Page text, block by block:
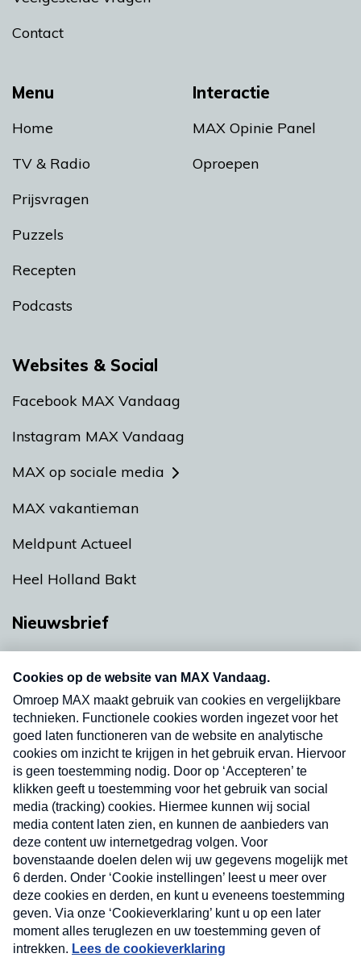
Menu
Home
TV & Radio
Prijsvragen
Puzzels
Recepten
Podcasts
Interactie
MAX Opinie Panel
Oproepen
Contact
Websites & Social
Facebook MAX Vandaag
Instagram MAX Vandaag
MAX op sociale media
MAX vakantieman
Meldpunt Actueel
Heel Holland Bakt
Nieuwsbrief
nieuwsbrief. Elke vrijdag- en dinsdagochtend in
uw mailbox.
Verzend
Nieuwsbrief
Neem hier een gratis abonnement op onze
nieuwsbrief. Elke vrijdag- en dinsdagochtend in uw